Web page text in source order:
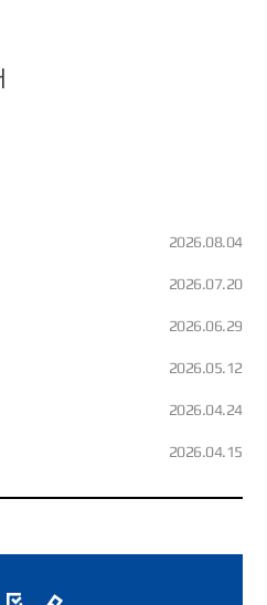
2026.08.04
2026.07.20
2026.06.29
2026.05.12
2026.04.24
2026.04.15